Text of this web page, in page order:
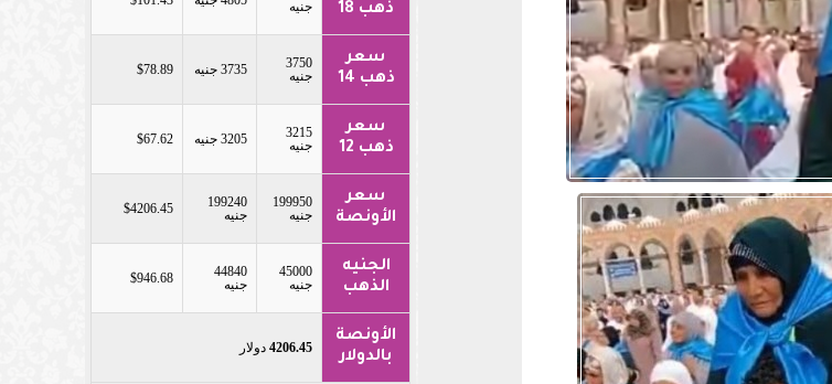
ذهب 18
جنيه
سعر
ذهب 14
3750
جنيه
3735 جنيه $78.89
سعر
ذهب 12
3215
جنيه
3205 جنيه $67.62
سعر
الأونصة
199950
جنيه
199240
جنيه
$4206.45
الجنيه
الذهب
45000
جنيه
44840
جنيه
$946.68
الأونصة
بالدولار
4206.45 دولار